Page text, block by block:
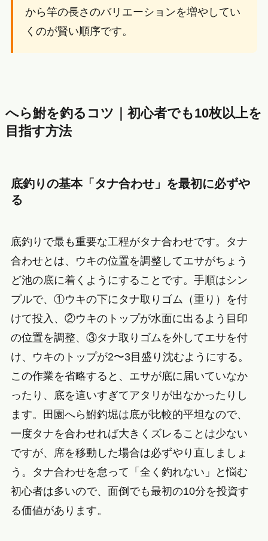
から竿の長さのバリエーションを増やしてい
くのが賢い順序です。
へら鮒を釣るコツ｜初心者でも10枚以上を
目指す方法
底釣りの基本「タナ合わせ」を最初に必ずや
る
底釣りで最も重要な工程がタナ合わせです。タナ
合わせとは、ウキの位置を調整してエサがちょう
ど池の底に着くようにすることです。手順はシン
プルで、①ウキの下にタナ取りゴム（重り）を付
けて投入、②ウキのトップが水面に出るよう目印
の位置を調整、③タナ取りゴムを外してエサを付
け、ウキのトップが2〜3目盛り沈むようにする。
この作業を省略すると、エサが底に届いていなか
ったり、底を這いすぎてアタリが出なかったりし
ます。田園へら鮒釣堀は底が比較的平坦なので、
一度タナを合わせれば大きくズレることは少ない
ですが、席を移動した場合は必ずやり直しましょ
う。タナ合わせを怠って「全く釣れない」と悩む
初心者は多いので、面倒でも最初の10分を投資す
る価値があります。